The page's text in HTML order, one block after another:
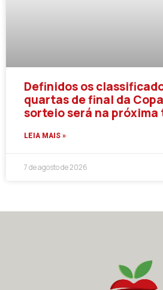
Definidos os
quartas de final da
sorteio será na
LEIA MAIS »
7 de agosto de 2026